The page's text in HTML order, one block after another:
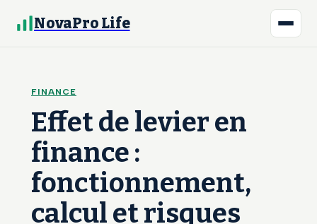
NovaPro Life
FINANCE
Effet de levier en
finance :
fonctionnement,
calcul et risques